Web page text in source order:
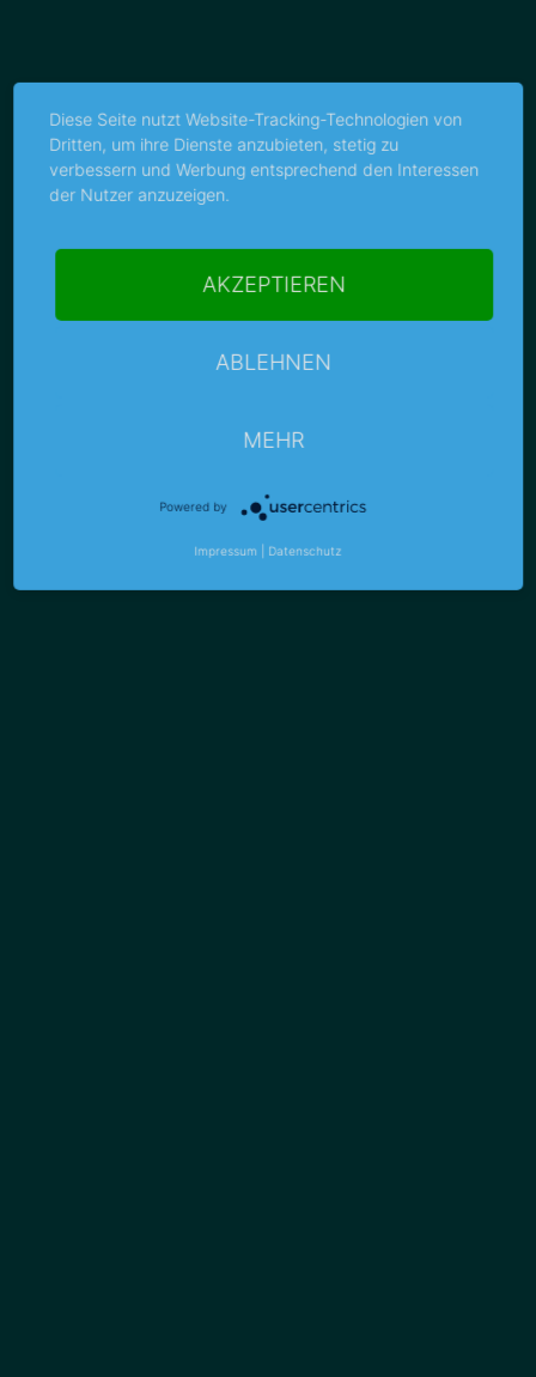
Diese Seite nutzt Website-Tracking-Technologien von
Dritten, um ihre Dienste anzubieten, stetig zu
verbessern und Werbung entsprechend den Interessen
der Nutzer anzuzeigen.
AKZEPTIEREN
ABLEHNEN
MEHR
Powered by
Impressum Datenschutz